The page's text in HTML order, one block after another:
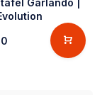
Garlando |